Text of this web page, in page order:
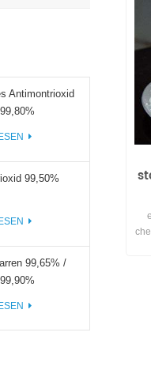
Antimontrioxid
99,50%
99,65% /